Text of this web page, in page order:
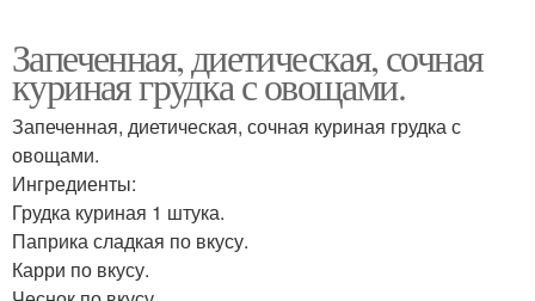
Запеченная, диетическая, сочная
куриная грудка с овощами.
Запеченная, диетическая, сочная куриная грудка с
овощами.
Ингредиенты:
Грудка куриная 1 штука.
Паприка сладкая по вкусу.
Карри по вкусу.